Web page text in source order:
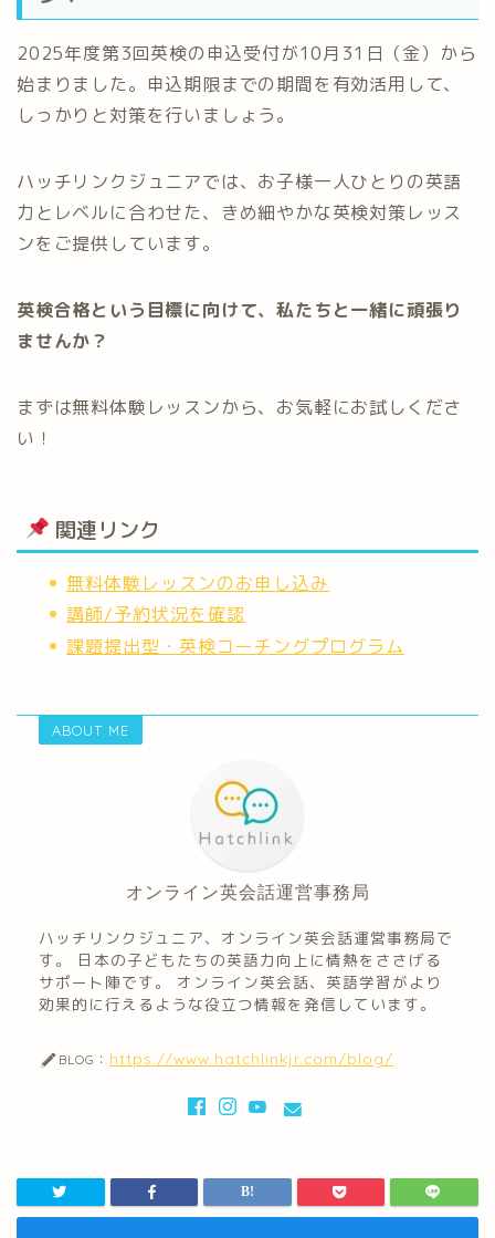
2025年度第3回英検の申込受付が10月31日（金）から
始まりました。申込期限までの期間を有効活用して、
しっかりと対策を行いましょう。
ハッチリンクジュニアでは、お子様一人ひとりの英語
力とレベルに合わせた、きめ細やかな英検対策レッス
ンをご提供しています。
英検合格という目標に向けて、私たちと一緒に頑張り
ませんか？
まずは無料体験レッスンから、お気軽にお試しくださ
い！
関連リンク
無料体験レッスンのお申し込み
講師/予約状況を確認
課題提出型・英検コーチングプログラム
ABOUT ME
オンライン英会話運営事務局
ハッチリンクジュニア、オンライン英会話運営事務局で
す。 日本の子どもたちの英語力向上に情熱をささげる
サポート陣です。 オンライン英会話、英語学習がより
効果的に行えるような役立つ情報を発信しています。
BLOG： https://www.hatchlinkjr.com/blog/